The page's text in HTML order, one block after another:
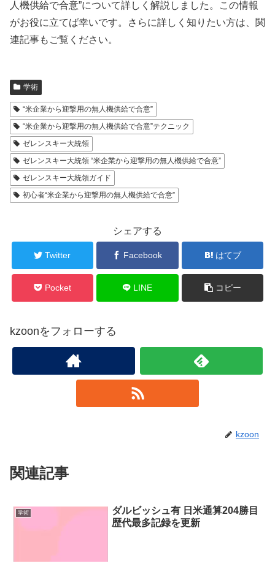
人機供給で合意”について詳しく解説しました。この情報
がお役に立てば幸いです。さらに詳しく知りたい方は、関
連記事もご覧ください。
学術
“米企業から迎撃用の無人機供給で合意”
“米企業から迎撃用の無人機供給で合意”テクニック
ゼレンスキー大統領
ゼレンスキー大統領 “米企業から迎撃用の無人機供給で合意”
ゼレンスキー大統領ガイド
初心者“米企業から迎撃用の無人機供給で合意”
シェアする
Twitter Facebook はてブ
Pocket LINE コピー
kzoonをフォローする
kzoon
関連記事
学術
ダルビッシュ有 日米通算204勝目
歴代最多記録を更新